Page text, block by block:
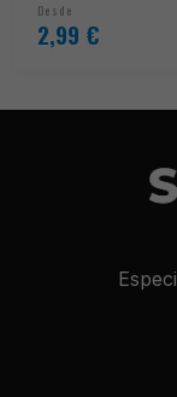
Desde
2,99 €